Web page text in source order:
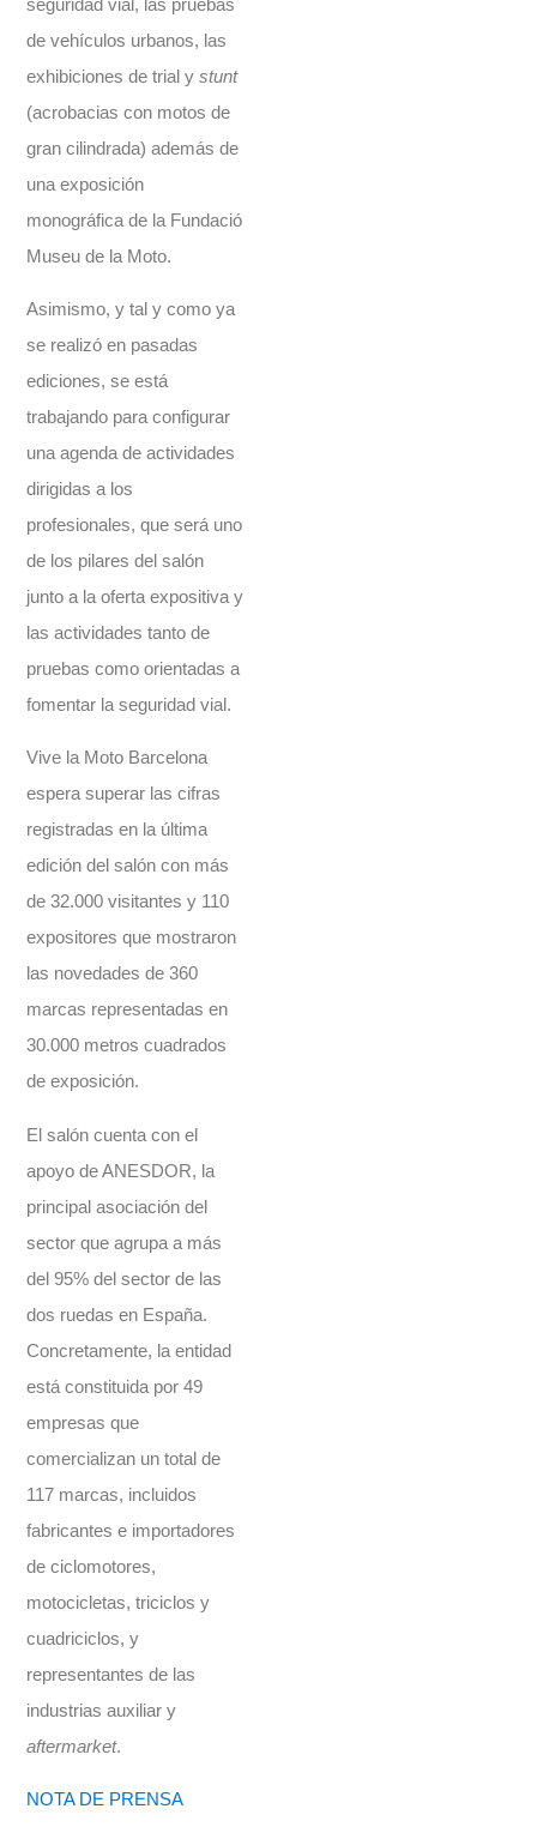
de vehículos urbanos, las
exhibiciones de trial ystunt
(acrobacias con motos de
gran cilindrada) además de
una exposición
monográfica de la Fundació
Museu de la Moto.
Asimismo, y tal y como ya
se realizó en pasadas
ediciones, se está
trabajando para configurar
una agenda de actividades
dirigidas a los
profesionales, que será uno
de los pilares del salón
junto a la oferta expositiva y
las actividades tanto de
pruebas como orientadas a
fomentar la seguridad vial.
Vive la Moto Barcelona
espera superar las cifras
registradas en la última
edición del salón con más
de 32.000 visitantes y 110
expositores que mostraron
las novedades de 360
marcas representadas en
30.000 metros cuadrados
de exposición.
El salón cuenta con el
apoyo de ANESDOR, la
principal asociación del
sector que agrupa a más
del 95% del sector de las
dos ruedas en España.
Concretamente, la entidad
está constituida por 49
empresas que
comercializan un total de
117 marcas, incluidos
fabricantes e importadores
de ciclomotores,
motocicletas, triciclos y
cuadriciclos, y
representantes de las
industrias auxiliar y
aftermarket.
NOTA DE PRENSA